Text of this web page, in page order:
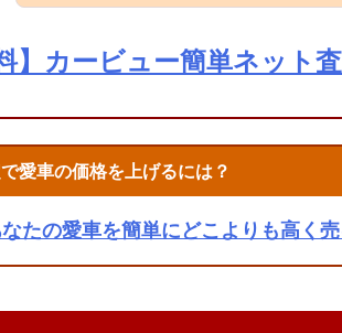
】カービュー簡単ネット
愛車の価格を上げるには？
たの愛車を簡単にどこよりも高く